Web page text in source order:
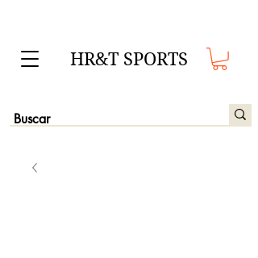
HR&T SPORTS